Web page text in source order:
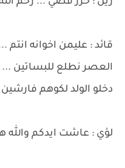
قائد : عليمن اخوانه انتم
العصر نطلع للبساتين ...
دخلو الولد لكوهم
لؤي : عاشت ايدكم والله